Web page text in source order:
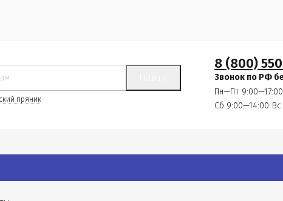
пряник
8 (800)
Звонок по РФ
Пн—Пт 9:00—17:00
Сб 9:00—14:00